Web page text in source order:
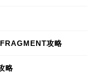
攻略
略